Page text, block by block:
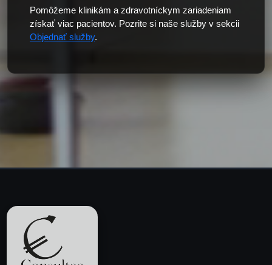
Pomôžeme klinikám a zdravotníckym zariadeniam
získať viac pacientov. Pozrite si naše služby v sekcii
Objednať služby.